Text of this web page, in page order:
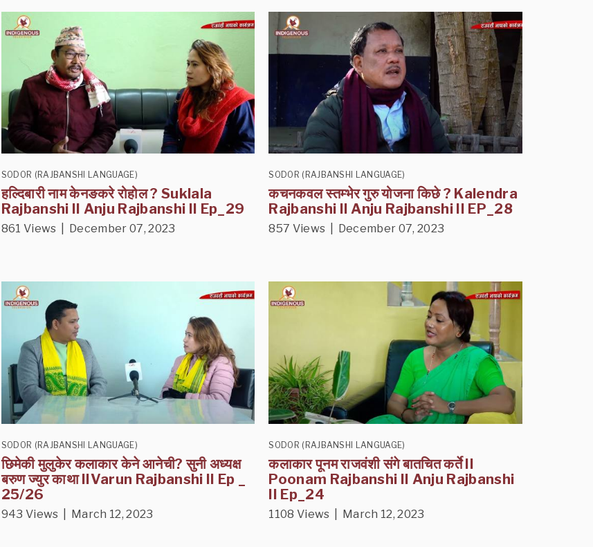
SODOR (RAJBANSHI LANGUAGE)
हल्दिबारी नाम केनङकरे रोहोल ? Suklala
Rajbanshi II Anju Rajbanshi II Ep_29
861 Views | December 07, 2023
SODOR (RAJBANSHI LANGUAGE)
कचनकवल स्तम्भेर गुरु योजना किछे ? Kalendra
Rajbanshi II Anju Rajbanshi II EP_28
857 Views | December 07, 2023
SODOR (RAJBANSHI LANGUAGE)
छिमेकी मुलुकेर कलाकार केने आनेची? सुनी अध्यक्ष
बरुण ज्युर काथा IIVarun Rajbanshi II Ep _
25/26
943 Views | March 12, 2023
SODOR (RAJBANSHI LANGUAGE)
कलाकार पूनम राजवंशी संगे बातचित कर्ते II
Poonam Rajbanshi II Anju Rajbanshi
II Ep_24
1108 Views | March 12, 2023